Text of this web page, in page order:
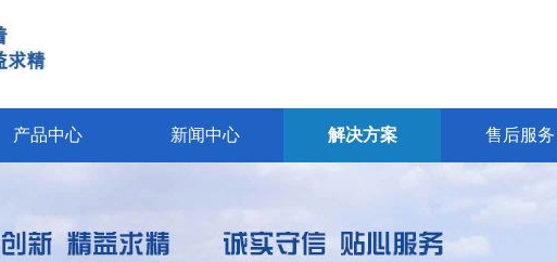
产品中心 新闻中心 解决方案 售后服务